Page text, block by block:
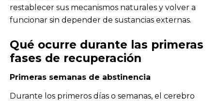
restablecer sus mecanismos naturales y volver a
funcionar sin depender de sustancias externas.
Qué ocurre durante las primeras
fases de recuperación
Primeras semanas de abstinencia
Durante los primeros días o semanas, el cerebro